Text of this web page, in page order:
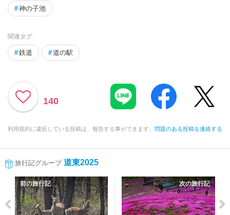
#神の子池
関連タグ
#鉄道 #道の駅
140
利用規約に違反している投稿は、報告する事ができます。 問題のある投稿を連絡する
旅行記グループ 道東2025
前の旅行記 次の旅行記